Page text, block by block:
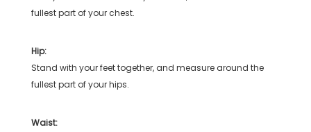
fullest part of your chest.
Hip:
Stand with your feet together, and measure around the
fullest part of your hips.
Waist: